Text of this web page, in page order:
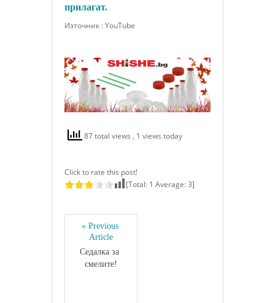
прилагат.
Източник : YouTube
87 total views , 1 views today
Click to rate this post!
[Total: 1 Average:3]
« Previous
Article
Седалка за
смелите!